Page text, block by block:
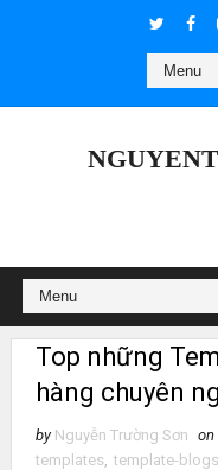
Top những
hàng chuyên
by Nguyễn Trường Sơn on
templates, template-